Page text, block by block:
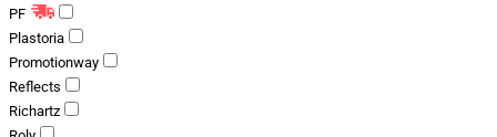
PF
Plastoria
Promotionway
Reflects
Richartz